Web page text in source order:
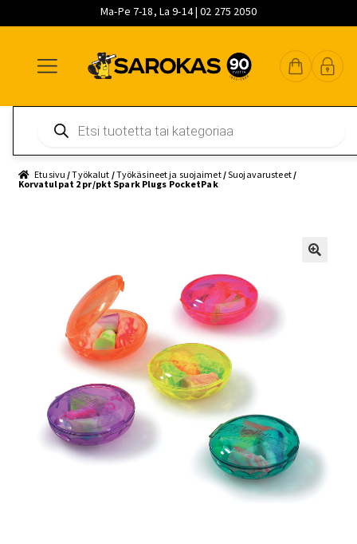
Ma-Pe 7-18, La 9-14 | 02 275 2050
navigointiin
sisältöön
pääsisältöön
search
Etusivu /Työkalut /Työkäsineet ja suojaimet/Suojavarusteet/
Korvatulpat 2 pr/pkt Spark Plugs PocketPak